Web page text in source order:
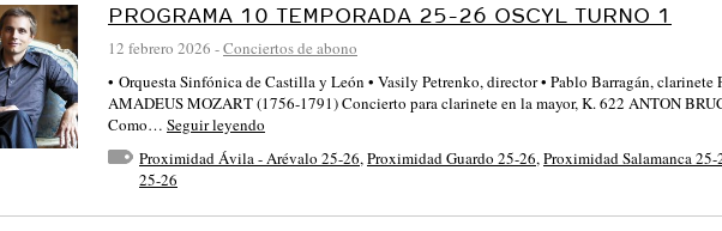
PROGRAMA 10 TEMPORADA 25-26 OSCYL TURNO 1
12 febrero 2026 -Conciertos de abono
• Orquesta Sinfónica de Castilla y León • Vasily Petrenko, director • Pablo Barragán,
AMADEUS MOZART (1756-1791) Concierto para clarinete en la mayor, K. 622 ANTON
Como… Seguir leyendo
Proximidad Ávila - Arévalo 25-26, Proximidad Guardo 25-26, Proximidad Salamanca 25-
25-26